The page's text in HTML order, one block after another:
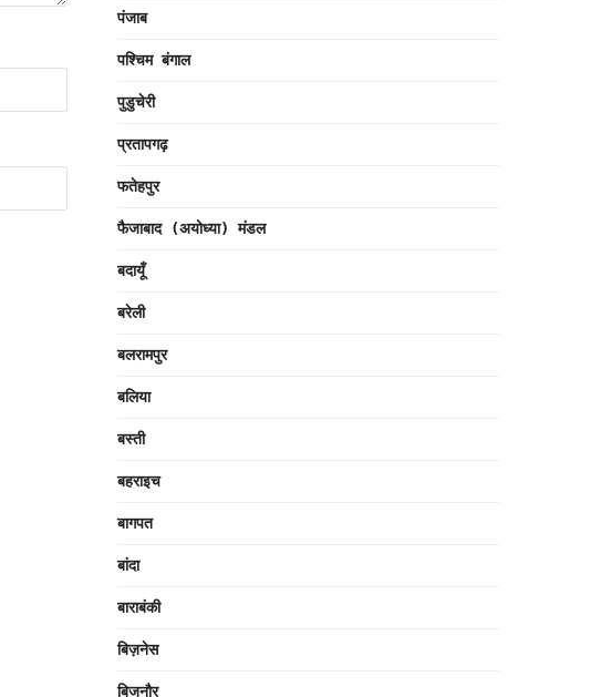
पंजाब
पश्चिम बंगाल
पुडुचेरी
प्रतापगढ़
फतेहपुर
फैजाबाद (अयोध्या) मंडल
बदायूँ
बरेली
बलरामपुर
बलिया
बस्ती
बहराइच
बागपत
बांदा
बाराबंकी
बिज़नेस
बिजनौर